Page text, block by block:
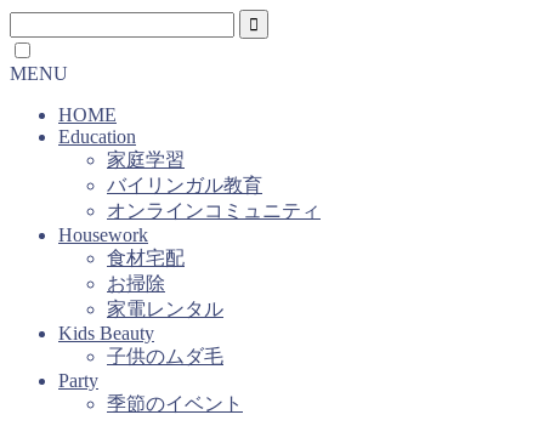
MENU
HOME
Education
家庭学習
バイリンガル教育
オンラインコミュニティ
Housework
食材宅配
お掃除
家電レンタル
Kids Beauty
子供のムダ毛
Party
季節のイベント